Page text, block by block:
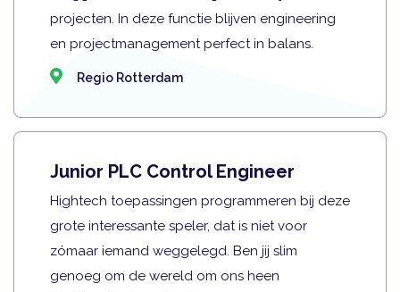
projecten. In deze functie blijven engineering
en projectmanagement perfect in balans.
Regio Rotterdam
Junior PLC Control Engineer
Hightech toepassingen programmeren bij deze
grote interessante speler, dat is niet voor
zómaar iemand weggelegd. Ben jij slim
genoeg om de wereld om ons heen